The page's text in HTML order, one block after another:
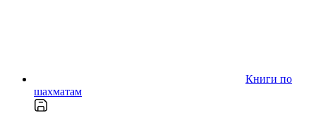
Книги по
шахматам